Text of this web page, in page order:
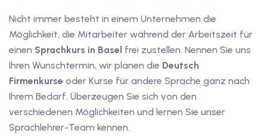
A1
Nicht immer besteht in einem Unternehmen die
Möglichkeit, die Mitarbeiter während der Arbeitszeit für
einen Sprachkurs in Basel frei zustellen. Nennen Sie uns
Ihren Wunschtermin, wir planen die Deutsch
Firmenkurse oder Kurse für andere Sprache ganz nach
Ihrem Bedarf. Überzeugen Sie sich von den
verschiedenen Möglichkeiten und lernen Sie unser
Sprachlehrer-Team kennen.